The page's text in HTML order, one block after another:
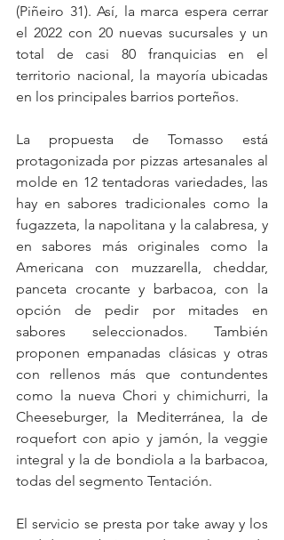
(Piñeiro 31). Así, la marca espera cerrar
el 2022 con 20 nuevas sucursales y un
total de casi 80 franquicias en el
territorio nacional, la mayoría ubicadas
en los principales barrios porteños.
La propuesta de Tomasso está
protagonizada por pizzas artesanales al
molde en 12 tentadoras variedades, las
hay en sabores tradicionales como la
fugazzeta, la napolitana y la calabresa, y
en sabores más originales como la
Americana con muzzarella, cheddar,
panceta crocante y barbacoa, con la
opción de pedir por mitades en
sabores seleccionados. También
proponen empanadas clásicas y otras
con rellenos más que contundentes
como la nueva Chori y chimichurri, la
Cheeseburger, la Mediterránea, la de
roquefort con apio y jamón, la veggie
integral y la de bondiola a la barbacoa,
todas del segmento Tentación.
El servicio se presta por take away y los